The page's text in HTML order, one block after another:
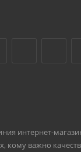
интернет-
кому важно